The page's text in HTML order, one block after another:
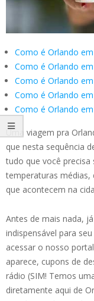
Como é Orlando
Como é Orlando
Como é Orlando
Como é Orlando
Como é Orlando
Uma viagem pra
que nesta sequência
tudo que você precisa
temperaturas médias,
que acontecem na
Antes de mais nada,
indispensável para
acessar o nosso
aparece, cupons de
rádio (SIM! Temos
diretamente aqui de